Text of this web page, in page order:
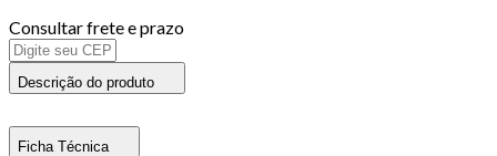
Consultar frete e prazo
Descrição do produto
Ficha Técnica